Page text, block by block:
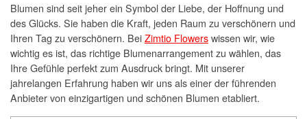
Blumen sind seit jeher ein Symbol der Liebe, der Hoffnung und
des Glücks. Sie haben die Kraft, jeden Raum zu verschönern und
Ihren Tag zu verschönern. BeiZimtio Flowerswissen wir, wie
wichtig es ist, das richtige Blumenarrangement zu wählen, das
Ihre Gefühle perfekt zum Ausdruck bringt. Mit unserer
jahrelangen Erfahrung haben wir uns als einer der führenden
Anbieter von einzigartigen und schönen Blumen etabliert.